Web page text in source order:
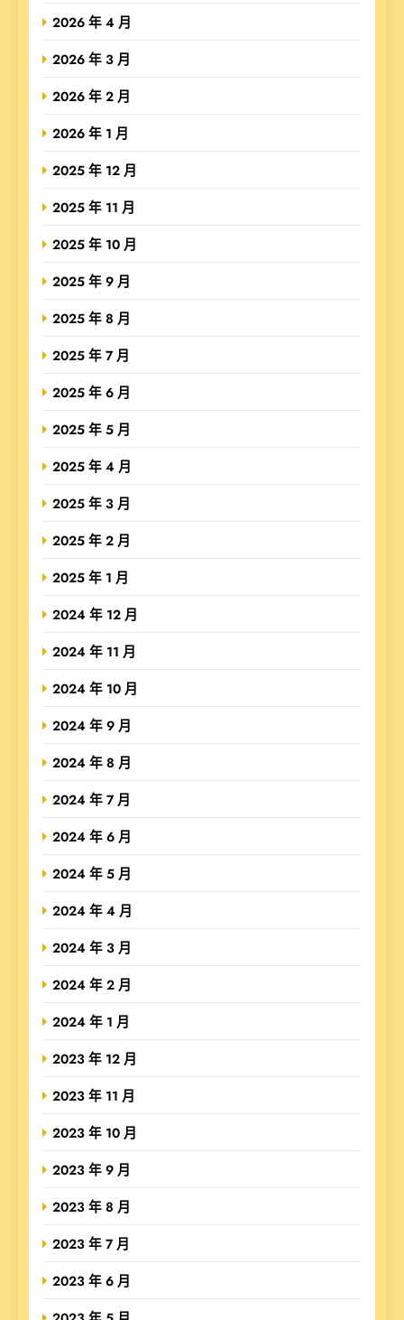
2026 年 4 月
2026 年 3 月
2026 年 2 月
2026 年 1 月
2025 年 12 月
2025 年 11 月
2025 年 10 月
2025 年 9 月
2025 年 8 月
2025 年 7 月
2025 年 6 月
2025 年 5 月
2025 年 4 月
2025 年 3 月
2025 年 2 月
2025 年 1 月
2024 年 12 月
2024 年 11 月
2024 年 10 月
2024 年 9 月
2024 年 8 月
2024 年 7 月
2024 年 6 月
2024 年 5 月
2024 年 4 月
2024 年 3 月
2024 年 2 月
2024 年 1 月
2023 年 12 月
2023 年 11 月
2023 年 10 月
2023 年 9 月
2023 年 8 月
2023 年 7 月
2023 年 6 月